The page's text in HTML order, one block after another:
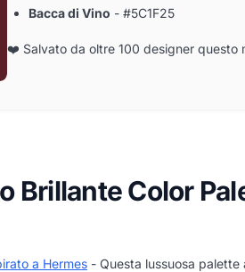
Bacca di Vino - #5C1F25
❤️ Salvato da oltre 100 designer questo
Brillante Color
a Hermes - Questa lussuosa